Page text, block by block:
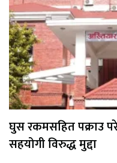
घुस रकमसहित पक्राउ
सहयोगी विरुद्ध मुद्दा